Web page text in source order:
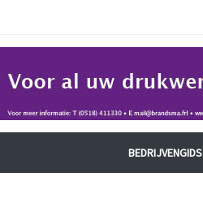
BEDRIJVENGIDS